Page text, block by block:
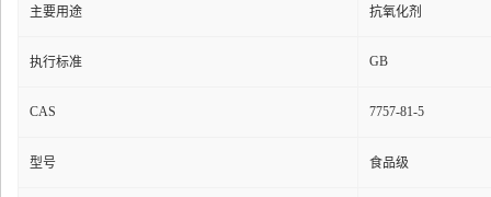
主要用途 抗氧化剂
执行标准 GB
CAS 7757-81-5
型号 食品级